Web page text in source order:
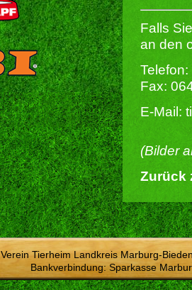
Falls
an den
Fax:
E-Mail:
(Bilder
Zurück
Verein Tierheim Landkreis Marburg-
Bankverbindung: Sparkasse